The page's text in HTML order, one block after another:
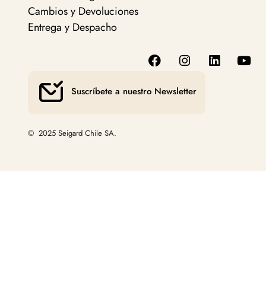
Cambios y Devoluciones
Entrega y Despacho
Suscríbete a nuestro Newsletter
© 2025 Seigard Chile SA.